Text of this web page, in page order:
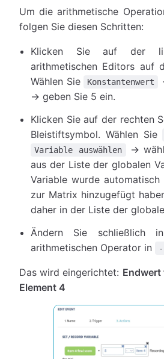
Um die arithmetische
folgen Sie diesen Schritten:
Klicken Sie auf der
arithmetischen Editors auf
Wählen Sie
Konstantenwert
→ geben Sie 5 ein.
Klicken Sie auf der rechten
Bleistiftsymbol. Wählen Sie
Variable auswählen →
aus der Liste der globalen
Variable wurde
zur Matrix hinzugefügt
daher in der Liste der
Ändern Sie schließlich
arithmetischen Operator in
-
Das wird eingerichtet:
Element 4